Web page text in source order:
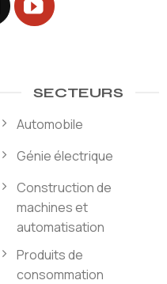
SECTEURS
Automobile
Génie électrique
Construction de
machines et
automatisation
Produits de
consommation